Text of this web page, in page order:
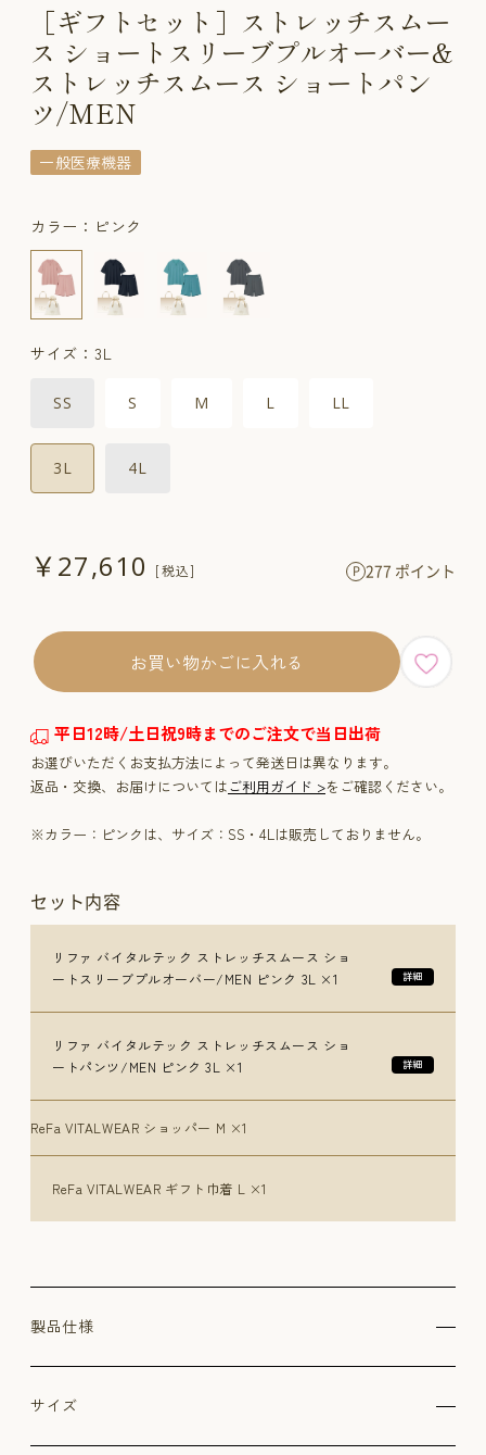
［ギフトセット］ストレッチスムー
ス ショートスリーブプルオーバー&
ストレッチスムース ショートパン
ツ/MEN
一般医療機器
カラー：ピンク
サイズ：3L
SS S M L LL
3L 4L
￥27,610 277 ポイント
お買い物かごに入れる
平日12時/土日祝9時までのご注文で当日出荷
お選びいただくお支払方法によって発送日は異なります。
返品・交換、お届けについてはご利用ガイド >をご確認ください。
※カラー：ピンクは、サイズ：SS・4Lは販売しておりません。
セット内容
リファ バイタルテック ストレッチスムース ショ
ートスリーブプルオーバー/MEN ピンク 3L ×1
リファ バイタルテック ストレッチスムース ショ
ートパンツ/MEN ピンク 3L ×1
ReFa VITALWEAR ショッパー M ×1
ReFa VITALWEAR ギフト巾着 L ×1
製品仕様
サイズ